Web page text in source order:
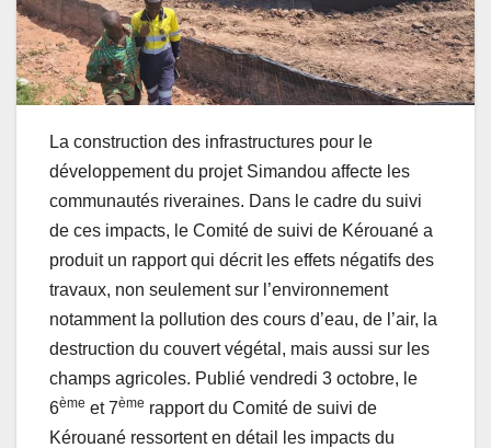
La construction des infrastructures pour le
développement du projet Simandou affecte les
communautés riveraines. Dans le cadre du suivi
de ces impacts, le Comité de suivi de Kérouané a
produit un rapport qui décrit les effets négatifs des
travaux, non seulement sur l’environnement
notamment la pollution des cours d’eau, de l’air, la
destruction du couvert végétal, mais aussi sur les
champs agricoles. Publié vendredi 3 octobre, le
6ème et 7ème rapport du Comité de suivi de
Kérouané ressortent en détail les impacts du